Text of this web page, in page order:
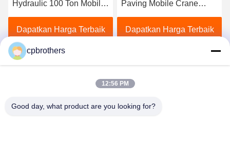
Paving Mobile Crane
Truck Dipasang Untuk
Kebutuhan Konstruksi
Dapatkan Harga Terbaik
Sany Industri Berat Dalam
kondisi yang sangat baik
Dapatkan Harga Terbaik
cpbrothers
12:56 PM
Good day, what product are you looking for?